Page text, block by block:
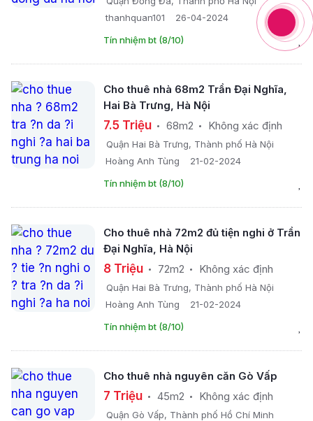
thanhquan101
26-04-2024
Tín nhiệm bt (8/10)
Cho thuê nhà 68m2 Trần Đại Nghĩa,
Hai Bà Trưng, Hà Nội
7.5 Triệu 68m2 Không xác định
Quận Hai Bà Trưng, Thành phố Hà Nội
Hoàng Anh Tùng
21-02-2024
Tín nhiệm bt (8/10)
Cho thuê nhà 72m2 đủ tiện nghi ở Trần
Đại Nghĩa, Hà Nội
8 Triệu 72m2 Không xác định
Quận Hai Bà Trưng, Thành phố Hà Nội
Hoàng Anh Tùng
21-02-2024
Tín nhiệm bt (8/10)
Cho thuê nhà nguyên căn Gò Vấp
7 Triệu 45m2 Không xác định
Quận Gò Vấp, Thành phố Hồ Chí Minh